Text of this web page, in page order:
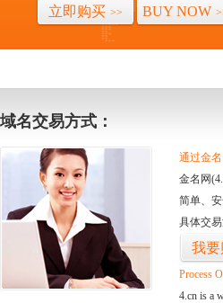
立即购买 >> BUY NOW
域名交易方式：
通过金
金名网
简单、
具体交
我
Process
4.cn is a